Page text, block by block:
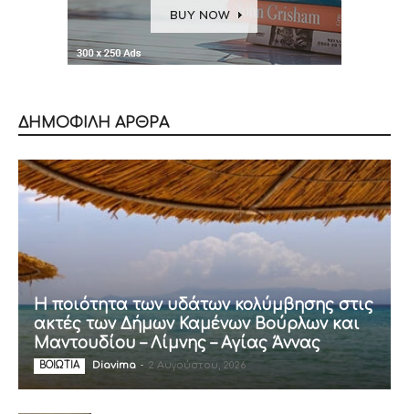
ΔΗΜΟΦΙΛΗ ΑΡΘΡΑ
Η ποιότητα των υδάτων κολύμβησης στις
ακτές των Δήμων Καμένων Βούρλων και
Μαντουδίου – Λίμνης – Αγίας Άννας
ΒΟΙΩΤΙΑ Diavima - 2 Αυγούστου, 2026